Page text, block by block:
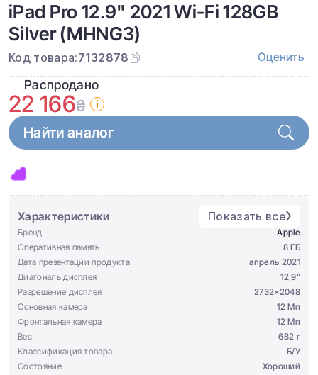
iPad Pro 12.9" 2021 Wi-Fi 128GB
Silver (MHNG3)
Код товара:7132878 Оценить
Распродано
22 166₴
Найти аналог
Характеристики Показать все
Бренд
Apple
Оперативная память
8 ГБ
Дата презентации продукта
апрель 2021
Диагональ дисплея
12,9"
Разрешение дисплея
2732×2048
Основная камера
12 Мп
Фронтальная камера
12 Мп
Вес
682 г
Классификация товара
Б/У
Состояние
Хороший